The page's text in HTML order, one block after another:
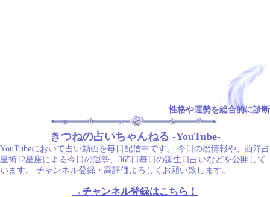
性格や運勢を総合的に診断
きつねの占いちゃんねる -YouTube-
YouTubeにおいて占い動画を毎日配信中です。 今日の暦情報や、西洋占
星術12星座による今日の運勢、365日毎日の誕生日占いなどを公開して
います。 チャンネル登録・高評価よろしくお願い致します。
→チャンネル登録はこちら！